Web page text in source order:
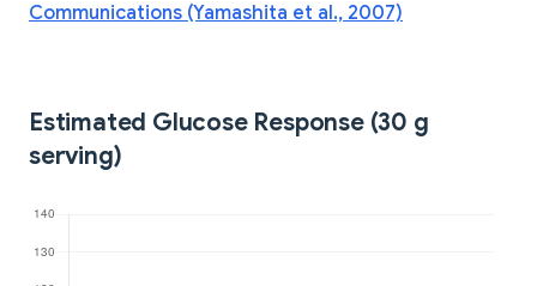
Communications (Yamashita et al., 2007)
Estimated Glucose Response (30 g
serving)